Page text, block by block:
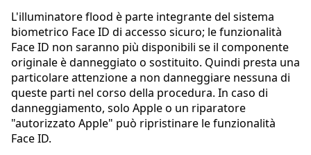
L'illuminatore flood è parte integrante del sistema
biometrico Face ID di accesso sicuro; le funzionalità
Face ID non saranno più disponibili se il componente
originale è danneggiato o sostituito. Quindi presta una
particolare attenzione a non danneggiare nessuna di
queste parti nel corso della procedura. In caso di
danneggiamento, solo Apple o un riparatore
"autorizzato Apple" può ripristinare le funzionalità
Face ID.